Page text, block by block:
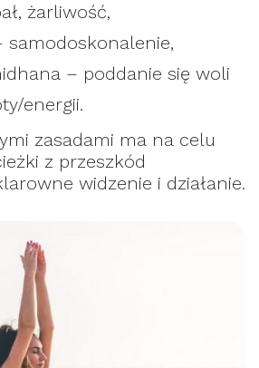
żarliwość,
samodoskonalenie,
– poddanie się woli
energii.
zasadami ma na celu
z przeszkód
widzenie i działanie.